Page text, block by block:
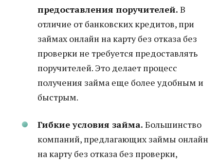
предоставления поручителей. В
отличие от банковских кредитов, при
займах онлайн на карту без отказа без
проверки не требуется предоставлять
поручителей. Это делает процесс
получения займа еще более удобным и
быстрым.
Гибкие условия займа. Большинство
компаний, предлагающих займы онлайн
на карту без отказа без проверки,